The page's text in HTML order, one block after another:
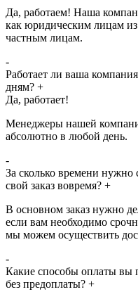
Да, работаем! Наша
как юридическим лицам
частным лицам.
-
Работает ли ваша
дням? +
Да, работает!
Менеджеры нашей
абсолютно в любой день.
-
За сколько времени нужно
свой заказ вовремя? +
В основном заказ нужно
если вам необходимо
мы можем осуществить
-
Какие способы оплаты вы
без предоплаты? +